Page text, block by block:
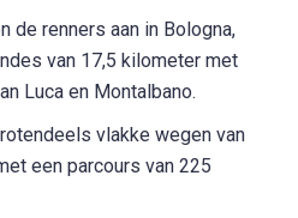
de renners aan in Bologna,
van 17,5 kilometer met
Luca en Montalbano.
vlakke wegen van
een parcours van 225